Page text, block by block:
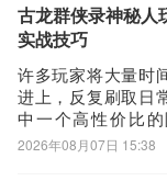
强度的关键支点。
角色定位、技能逻
配策略，助力
古龙群侠录神秘人
实战技巧
许多玩家将大量时
进上，反复刷取日
中一个高性价比
洞。该秘境无需充
2026年08月07日 15:38